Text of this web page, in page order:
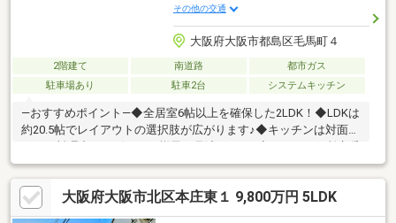
その他の交通
大阪府大阪市都島区毛馬町４
2階建て 南道路
都市ガス
駐車場あり
駐車2台 システムキッチン
―おすすめポイント―◆全居室6帖以上を確保した2LDK！◆LDKは
約20.5帖でレイアウトの選択肢が広がります♪◆キッチンは対面式
房付き！◆各居室洋室仕様で収納スペースもございます！◆1階
約17帖の洋室は事務所や応接間としてもご利用いただけます！◆
水回りが2階に集まっていて家事動線◎◆寒い季節やお天気の悪
い日に嬉しい浴室乾燥機付き♪◆おおさか東線「城北公園通」駅
大阪府大阪市北区本庄東１ 9,800万円 5LDK